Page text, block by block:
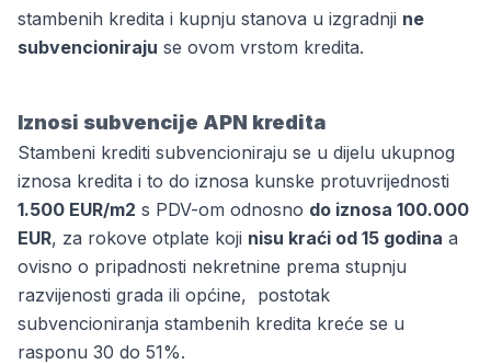
stambenih kredita i kupnju stanova u izgradnji ne
subvencioniraju se ovom vrstom kredita.
Iznosi subvencije APN kredita
Stambeni krediti subvencioniraju se u dijelu ukupnog
iznosa kredita i to do iznosa kunske protuvrijednosti
1.500 EUR/m2 s PDV-om odnosno do iznosa 100.000
EUR, za rokove otplate koji nisu kraći od 15 godina a
ovisno o pripadnosti nekretnine prema stupnju
razvijenosti grada ili općine, postotak
subvencioniranja stambenih kredita kreće se u
rasponu 30 do 51%.